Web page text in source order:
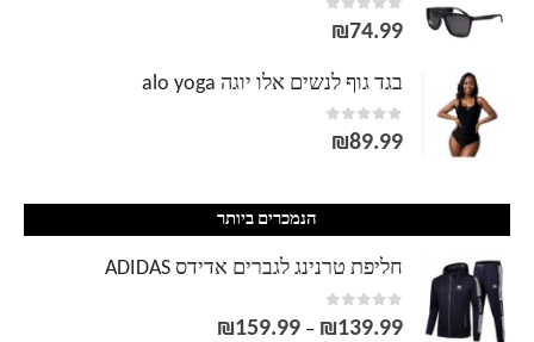
0
out of 5
₪74.99
בגד גוף לנשים אלו יוגה alo yoga
0
out of 5
₪89.99
הנמכרים ביותר
חליפת טרנינג לגברים אדידס ADIDAS
0
out of 5
₪139.99
–
₪159.99